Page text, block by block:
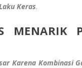
Keras.
MENARIK
Karena Kombinasi